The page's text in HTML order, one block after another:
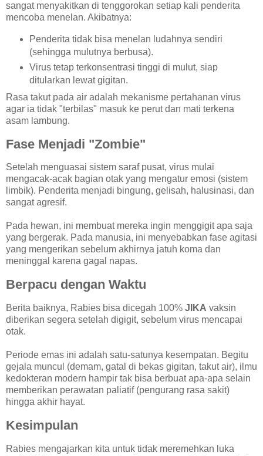
sangat menyakitkan di tenggorokan setiap kali penderita
mencoba menelan. Akibatnya:
Penderita tidak bisa menelan ludahnya sendiri
(sehingga mulutnya berbusa).
Virus tetap terkonsentrasi tinggi di mulut, siap
ditularkan lewat gigitan.
Rasa takut pada air adalah mekanisme pertahanan virus
agar ia tidak "terbilas" masuk ke perut dan mati terkena
asam lambung.
Fase Menjadi "Zombie"
Setelah menguasai sistem saraf pusat, virus mulai
mengacak-acak bagian otak yang mengatur emosi (sistem
limbik). Penderita menjadi bingung, gelisah, halusinasi, dan
sangat agresif.
Pada hewan, ini membuat mereka ingin menggigit apa saja
yang bergerak. Pada manusia, ini menyebabkan fase agitasi
yang mengerikan sebelum akhirnya jatuh koma dan
meninggal karena gagal napas.
Berpacu dengan Waktu
Berita baiknya, Rabies bisa dicegah 100% JIKA vaksin
diberikan segera setelah digigit, sebelum virus mencapai
otak.
Periode emas ini adalah satu-satunya kesempatan. Begitu
gejala muncul (demam, gatal di bekas gigitan, takut air), ilmu
kedokteran modern hampir tak bisa berbuat apa-apa selain
memberikan perawatan paliatif (pengurang rasa sakit)
hingga akhir hayat.
Kesimpulan
Rabies mengajarkan kita untuk tidak meremehkan luka